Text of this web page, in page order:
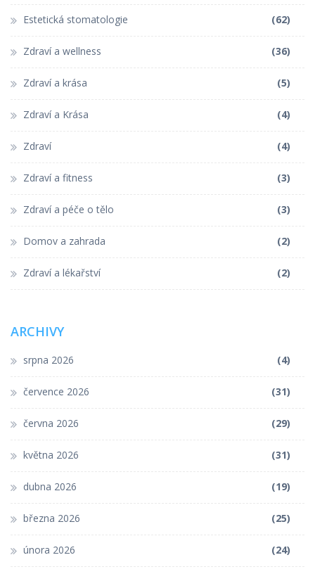
Estetická stomatologie (62)
Zdraví a wellness (36)
Zdraví a krása (5)
Zdraví a Krása (4)
Zdraví (4)
Zdraví a fitness (3)
Zdraví a péče o tělo (3)
Domov a zahrada (2)
Zdraví a lékařství (2)
ARCHIVY
srpna 2026 (4)
července 2026 (31)
června 2026 (29)
května 2026 (31)
dubna 2026 (19)
března 2026 (25)
února 2026 (24)